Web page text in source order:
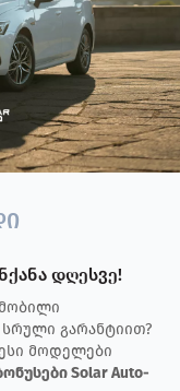
დღესვე!
გარანტიით?
მოდელები
Solar Auto-